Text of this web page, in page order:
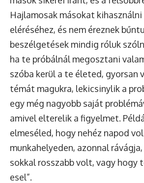
Hajlamosak másokat
eléréséhez, és nem éreznek
beszélgetések mindig róluk
ha te próbálnál megosztani
szóba kerül a te életed, gyorsan
témát magukra, lekicsinylik a
egy még nagyobb saját
amivel elterelik a figyelmet.
elmeséled, hogy nehéz napod
munkahelyeden, azonnal
sokkal rosszabb volt, vagy hogy
esel”.